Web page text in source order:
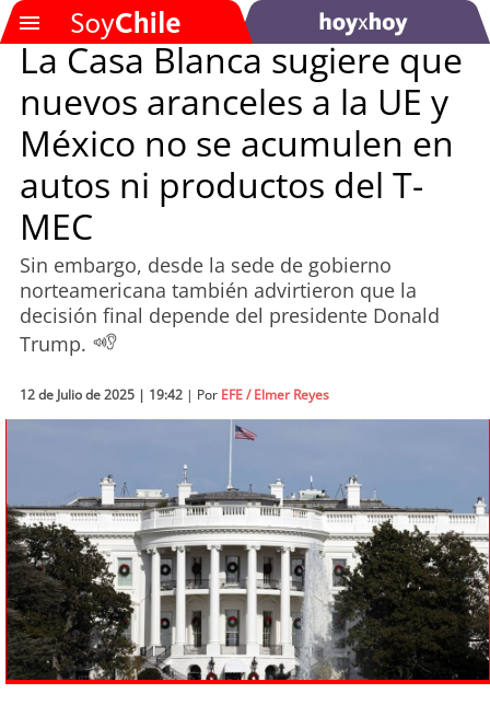
SOYTV
Podcast
Actualidad
Entretención
Economía
Deportes
Sostenibilidad
soychile
soyarica
soyiquique
La Casa Blanca sugiere que
nuevos aranceles a la UE y
México no se acumulen en
autos ni productos del T-
MEC
Sin embargo, desde la sede de gobierno
norteamericana también advirtieron que la
decisión final depende del presidente Donald
Trump.
12 de Julio de 2025 | 19:42 | Por EFE / Elmer Reyes